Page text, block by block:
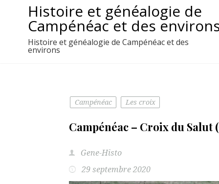
contenu
Histoire et généalogie de
Campénéac et des
Histoire et généalogie de Campénéac et des
environs
Campénéac Les croix
Campénéac – Croix du Salut
Gene-Histo
29 septembre 2020